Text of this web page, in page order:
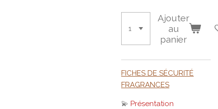
Ajouter
au
panier
FICHES DE SÉCURITÉ
FRAGRANCES
💫 Présentation